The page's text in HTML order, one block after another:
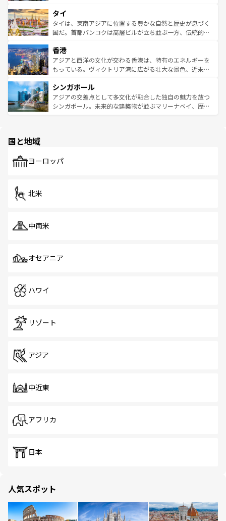
リティに包まれながら、韓国の多彩な魅力を心ゆくまで味
わってみてほしい。 なお、新着の韓国情報はコンテンツ一
覧を参照してほしい。
急速な発展と共に伝統が息づく。ハノイの古い町並みやホ
ーチミン市のフランス統治時代の建物も、独特の雰囲気を
醸し出している。また、バラエティの豊かさとおいしさで
とつ。フォーやバインミー、ベトナムコーヒーなどは、ぜ
ひ現地で味わいたい。どの地域を訪れてもあたたかい人々
が旅行者を迎えてくれるので、きっと忘れられない旅にな
参照してほしい。
タイ
タイは、東南アジアに位置する豊かな自然と歴史が息づく
国だ。首都バンコクは高層ビルが立ち並ぶ一方、伝統的な
の活気が交差している。北部ではチェンマイなどの山岳地
帯で自然と触れ合い、南部ではプーケットやクラビの美し
いビーチでリゾート気分を楽しむことができる。タイ料理
激する。気候は一年中温暖で、どの季節にも異なる楽しみ
が待っている。親しみやすいタイの人々、仏教を中心とし
た文化、そして多様な観光資源が、訪れる旅人を魅了し続
香港
アジアと西洋の文化が交わる香港は、特有のエネルギーを
もっている。ヴィクトリア湾に広がる壮大な景色、近未来
み、どこを訪れても感動するはず。観光スポットが密集し
ており、効率よく見どころを回れるのも魅力。息をのむよ
うな絶景から文化的な体験まで、香港を存分に楽しみ尽く
シンガポール
アジアの交差点として多文化が融合した独自の魅力を放つ
シンガポール。未来的な建築物が並ぶマリーナベイ、歴史
で、ホーカーズは地元の風情を楽しめる外せないスポット
国と地域
ヨーロッパ
北米
中南米
オセアニア
ハワイ
リゾート
アジア
中近東
アフリカ
日本
人気スポット